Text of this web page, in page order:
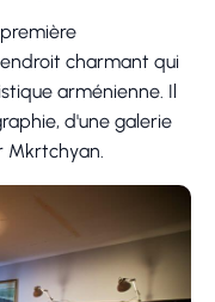
charmant qui
arménienne. Il
d'une galerie
Mkrtchyan.